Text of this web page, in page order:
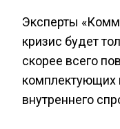
Эксперты
кризис будет
скорее всего
комплектующих
внутреннего